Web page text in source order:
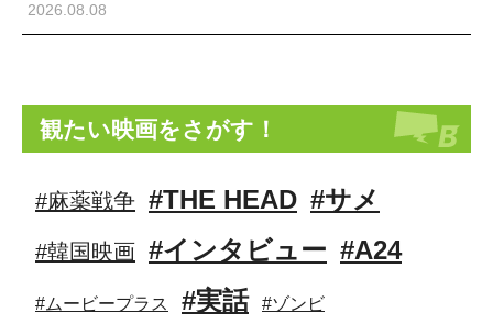
2026.08.08
観たい映画をさがす！
#麻薬戦争 #THE HEAD #サメ
#韓国映画 #インタビュー #A24
#ムービープラス #実話 #ゾンビ